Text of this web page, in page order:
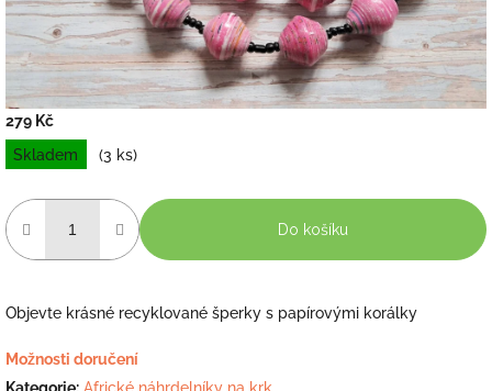
279 Kč
Měrná
cena:
Skladem (3 ks)
Do košíku
Objevte krásné recyklované šperky s papírovými korálky
Možnosti doručení
Kategorie: Africké náhrdelníky na krk